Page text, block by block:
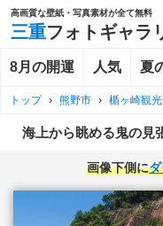
高画質な壁紙・写真素材が全て無料
三重フォトギャラ
8月の開運 人気 夏
トップ › 熊野市 › 楯ヶ崎観
海上から眺める鬼の見
画像下側に